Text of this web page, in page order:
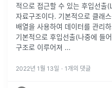
적으로 접근할 수 있는 후입선
자료구조이다. 기본적으로 클래
배열을 사용하여 데이터를 관리
기본적으로 후입선출(나중에 들
구조로 이루어져 ...
2022년 1월 13일 · 1 개의 댓글